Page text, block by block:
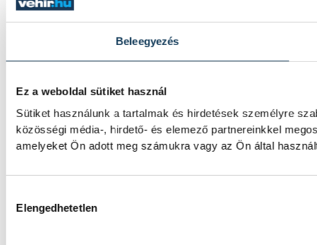
Beleegyezés
Ez a weboldal sütiket használ
Sütiket használunk a tartalmak és hirdetések személyre
közösségi média-, hirdető- és elemező partnereinkkel
amelyeket Ön adott meg számukra vagy az Ön által
Elengedhetetlen